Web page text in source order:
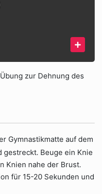
zur Dehnung des
Gymnastikmatte auf dem
gestreckt. Beuge ein Knie
Knien nahe der Brust.
für 15-20 Sekunden und